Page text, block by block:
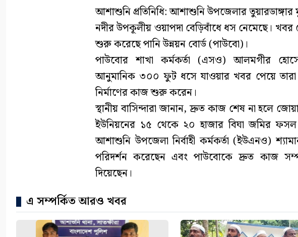
আশাশুনি প্রতিনিধি: আশাশুনি উপজেলার
নদীর উপকূলীয় ওয়াপদা বেড়িবাঁধে ধস নেমেছে।
শুরু করেছে পানি উন্নয়ন বোর্ড (পাউবো)।
পাউবোর শাখা কর্মকর্তা (এসও) আলমগীর
আনুমানিক ৩০০ ফুট ধসে যাওয়ার খবর পেয়ে তারা
নির্মাণের কাজ শুরু করেন।
স্থানীয় বাসিন্দারা জানান, দ্রুত কাজ শেষ না হলে
ইউনিয়নের ১৫ থেকে ২০ হাজার বিঘা জমির ফসল
আশাশুনি উপজেলা নির্বাহী কর্মকর্তা (ইউএনও)
পরিদর্শন করেছেন এবং পাউবোকে দ্রুত কাজ
দিয়েছেন।
এ সম্পর্কিত আরও খবর